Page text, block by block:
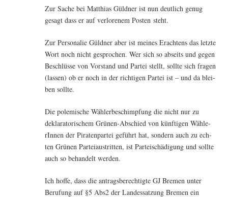
Zur Sache bei Mat­thi­as Güld­ner ist nun deut­lich genug
gesagt dass er auf ver­lo­re­nem Pos­ten steht.
Zur Per­so­na­lie Güld­ner aber ist mei­nes Erach­tens das letz­te
Wort noch nicht gespro­chen. Wer sich so abseits und gegen
Beschlüs­se von Vor­stand und Par­tei stellt, soll­te sich fra­gen
(las­sen) ob er noch in der rich­ti­gen Par­tei ist – und da blei­
ben sollte.
Die pole­mi­sche Wäh­ler­be­schimp­fung die nicht nur zu
dekla­ra­to­ri­schem Grü­nen-Abschied von künf­ti­gen Wäh­le­
rIn­nen der Pira­ten­par­tei geführt hat, son­dern auch zu ech­
ten Grü­nen Par­tei­aus­trit­ten, ist Par­tei­schä­di­gung und soll­te
auch so behan­delt werden.
Ich hof­fe, dass die antrags­be­rech­tig­te GJ Bre­men unter
Beru­fung auf §5 Abs2 der Lan­des­sat­zung Bre­men ein